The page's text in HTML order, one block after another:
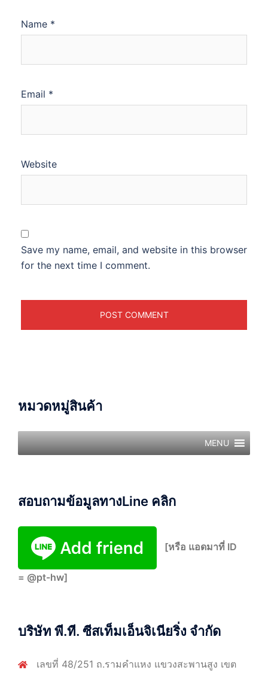
Name *
Email *
Website
Save my name, email, and website in this browser
for the next time I comment.
หมวดหมู่สินค้า
MENU
สอบถามข้อมูลทางLine คลิก
[หรือ แอดมาที่ ID
= @pt-hw]
บริษัท พี.ที. ซีสเท็มเอ็นจิเนียริ่ง จำกัด
เลขที่ 48/251 ถ.รามคำแหง แขวงสะพานสูง เขต